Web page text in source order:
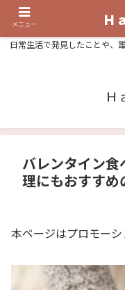
日常生活で発見したことや、
Ｈ
バレンタイン
理にもおすす
本ページはプロモー
メニュー Ｈ